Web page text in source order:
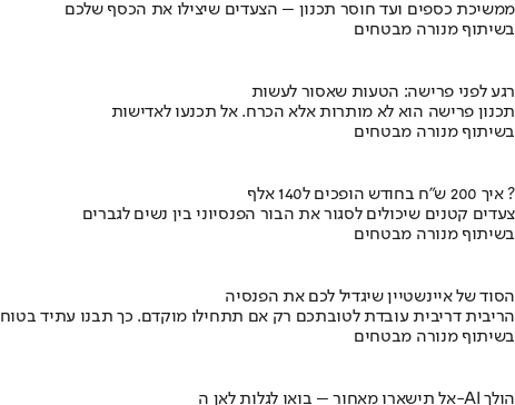
ממשיכת כספים ועד חוסר תכנון – הצעדים שיצילו את הכסף שלכם
בשיתוף מנורה מבטחים
רגע לפני פרישה: הטעות שאסור לעשות
תכנון פרישה הוא לא מותרות אלא הכרח. אל תכנעו לאדישות
בשיתוף מנורה מבטחים
איך 200 ש"ח בחודש הופכים ל140 אלף ?
צעדים קטנים שיכולים לסגור את הבור הפנסיוני בין נשים לגברים
בשיתוף מנורה מבטחים
הסוד של איינשטיין שיגדיל לכם את הפנסיה
הריבית דריבית עובדת לטובתכם רק אם תתחילו מוקדם. כך תבנו עתיד בטוח
בשיתוף מנורה מבטחים
אל תישארו מאחור – בואו לגלות לאן ה-AI הולך